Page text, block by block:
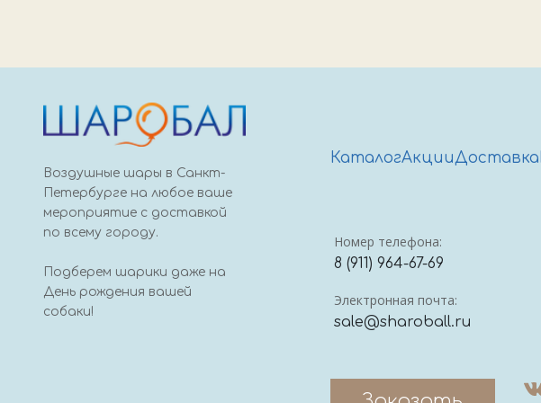
Воздушные шары в Санкт-
Петербурге на любое ваше
мероприятие с доставкой
по всему городу.
Подберем шарики даже на
День рождения вашей
собаки!
КаталогАкцииДоставка
Номер телефона:
8 (911) 964-67-69
Электронная почта:
sale@sharoball.ru